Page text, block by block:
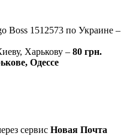
Boss 1512573 по Украине –
Харькову – 80 грн.
Одессе
сервис Новая Почта